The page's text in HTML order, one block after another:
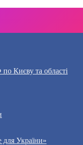
Києву та області
України»